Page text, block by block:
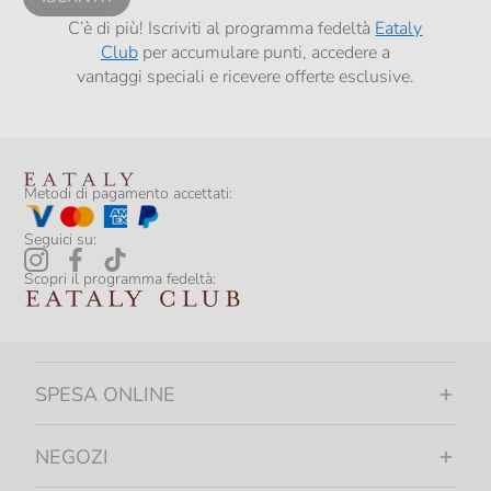
C’è di più! Iscriviti al programma fedeltà Eataly
Clubper accumulare punti, accedere a
vantaggi speciali e ricevere offerte esclusive.
Metodi di pagamento accettati:
Seguici su:
Scopri il programma fedeltà:
SPESA ONLINE
NEGOZI